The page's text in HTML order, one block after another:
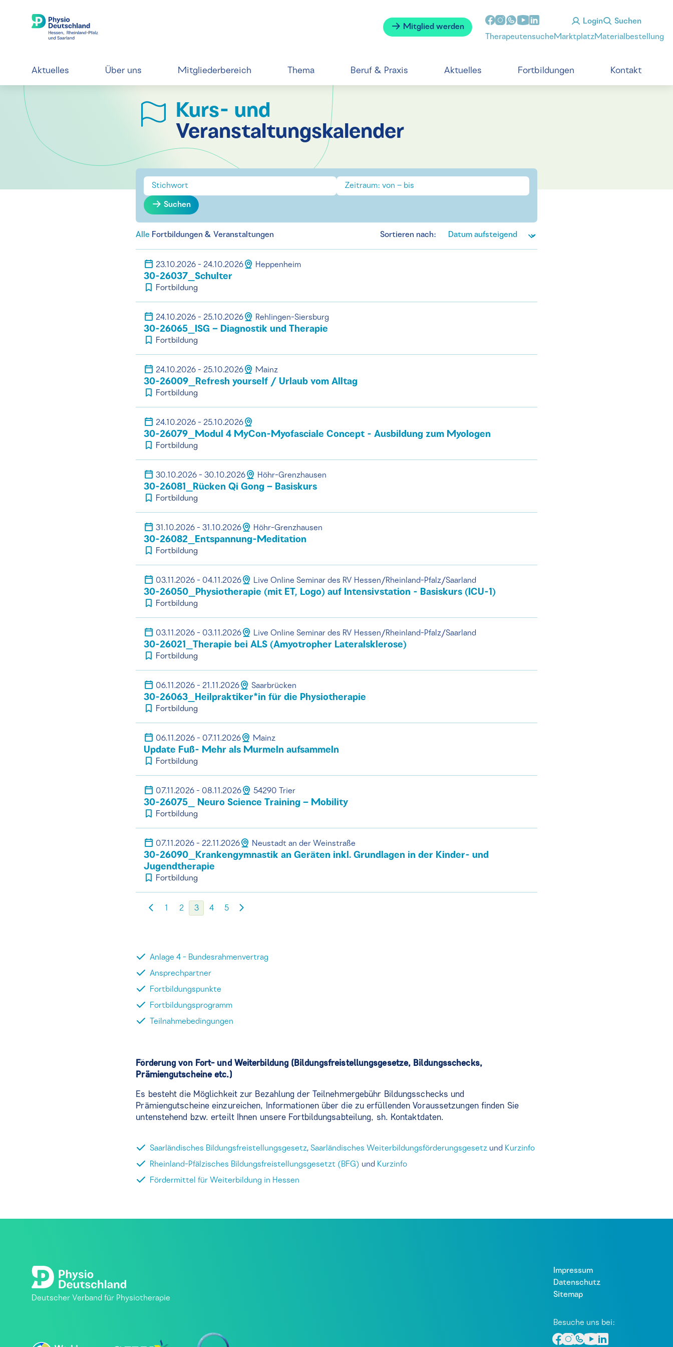
Mitglied werden
Login Suchen
Therapeutensuche Marktplatz Materialbestellung
Aktuelles Über uns Mitgliederbereich Thema Beruf & Praxis Aktuelles Fortbildungen Kontakt
Kurs- und
Veranstaltungskalender
Suchen
Alle Fortbildungen & Veranstaltungen Sortieren nach:
23.10.2026 - 24.10.2026 Heppenheim
30-26037_Schulter
Fortbildung
24.10.2026 - 25.10.2026 Rehlingen-Siersburg
30-26065_ISG – Diagnostik und Therapie
Fortbildung
24.10.2026 - 25.10.2026 Mainz
30-26009_Refresh yourself / Urlaub vom Alltag
Fortbildung
24.10.2026 - 25.10.2026
30-26079_Modul 4 MyCon-Myofasciale Concept - Ausbildung zum Myologen
Fortbildung
30.10.2026 - 30.10.2026 Höhr-Grenzhausen
30-26081_Rücken Qi Gong – Basiskurs
Fortbildung
31.10.2026 - 31.10.2026 Höhr-Grenzhausen
30-26082_Entspannung-Meditation
Fortbildung
03.11.2026 - 04.11.2026 Live Online Seminar des RV Hessen/Rheinland-Pfalz/Saarland
30-26050_Physiotherapie (mit ET, Logo) auf Intensivstation - Basiskurs (ICU-1)
Fortbildung
03.11.2026 - 03.11.2026 Live Online Seminar des RV Hessen/Rheinland-Pfalz/Saarland
30-26021_Therapie bei ALS (Amyotropher Lateralsklerose)
Fortbildung
06.11.2026 - 21.11.2026 Saarbrücken
30-26063_Heilpraktiker*in für die Physiotherapie
Fortbildung
06.11.2026 - 07.11.2026 Mainz
Update Fuß- Mehr als Murmeln aufsammeln
Fortbildung
07.11.2026 - 08.11.2026 54290 Trier
30-26075_ Neuro Science Training – Mobility
Fortbildung
07.11.2026 - 22.11.2026 Neustadt an der Weinstraße
30-26090_Krankengymnastik an Geräten inkl. Grundlagen in der Kinder- und
Jugendtherapie
Fortbildung
1 2 3 4 5
Anlage 4 - Bundesrahmenvertrag
Ansprechpartner
Fortbildungspunkte
Fortbildungsprogramm
Teilnahmebedingungen
Förderung von Fort- und Weiterbildung (Bildungsfreistellungsgesetze, Bildungsschecks,
Prämiengutscheine etc.)
Es besteht die Möglichkeit zur Bezahlung der Teilnehmergebühr Bildungsschecks und
Prämiengutscheine einzureichen, Informationen über die zu erfüllenden Voraussetzungen finden Sie
untenstehend bzw. erteilt Ihnen unsere Fortbildungsabteilung, sh. Kontaktdaten.
Saarländisches Bildungsfreistellungsgesetz, Saarländisches Weiterbildungsförderungsgesetz und Kurzinfo
Rheinland-Pfälzisches Bildungsfreistellungsgesetzt (BFG) und Kurzinfo
Fördermittel für Weiterbildung in Hessen
Deutscher Verband für Physiotherapie
Impressum
Datenschutz
Sitemap
Besuche uns bei: